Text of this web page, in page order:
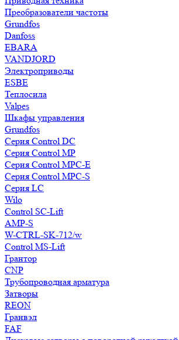
Преобразователи частоты
Grundfos
Danfoss
EBARA
VANDJORD
Электроприводы
ESBE
Теплосила
Valpes
Шкафы управления
Grundfos
Серия Control DC
Серия Control MP
Серия Control MPC-E
Серия Control MPC-S
Серия LC
Wilo
Control SC-Lift
AMP-S
W-CTRL-SK-712/w
Control MS-Lift
Грантор
CNP
Трубопроводная арматура
Затворы
REON
Гранвэл
FAF